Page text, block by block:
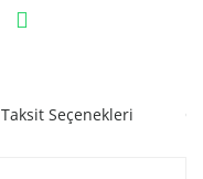
Taksit Seçenekleri